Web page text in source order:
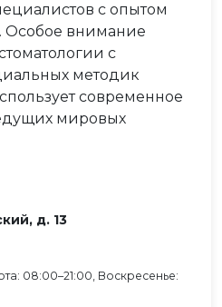
с опытом
Особое внимание
с
методик
современное
мировых
д. 13
08:00–21:00, Воскресенье: